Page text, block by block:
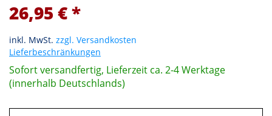
26,95 € *
inkl. MwSt. zzgl. Versandkosten
Lieferbeschränkungen
Sofort versandfertig, Lieferzeit ca. 2-4 Werktage
(innerhalb Deutschlands)